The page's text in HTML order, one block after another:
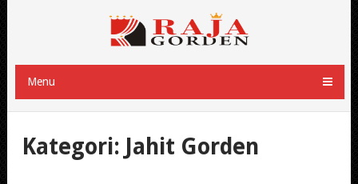
Menu
Kategori: Jahit Gorden